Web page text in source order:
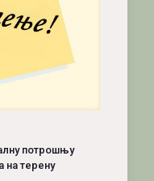
потрошњу
на терену